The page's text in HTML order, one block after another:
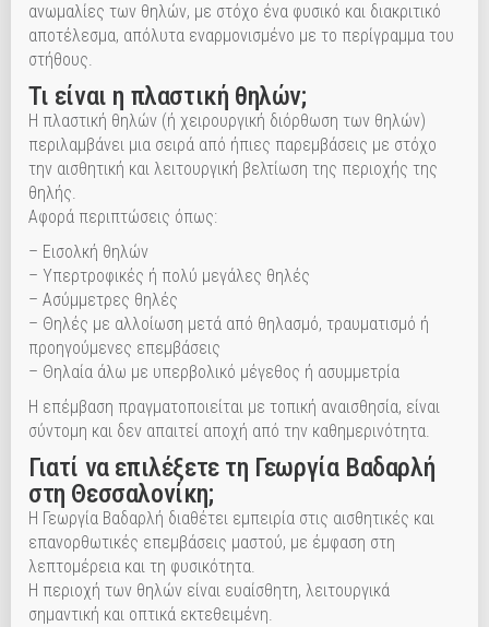
ανωμαλίες των θηλών, με στόχο ένα φυσικό και διακριτικό
αποτέλεσμα, απόλυτα εναρμονισμένο με το περίγραμμα του
στήθους.
Τι είναι η πλαστική θηλών;
Η πλαστική θηλών (ή χειρουργική διόρθωση των θηλών)
περιλαμβάνει μια σειρά από ήπιες παρεμβάσεις με στόχο
την αισθητική και λειτουργική βελτίωση της περιοχής της
θηλής.
Αφορά περιπτώσεις όπως:
– Εισολκή θηλών
– Υπερτροφικές ή πολύ μεγάλες θηλές
– Ασύμμετρες θηλές
– Θηλές με αλλοίωση μετά από θηλασμό, τραυματισμό ή
προηγούμενες επεμβάσεις
– Θηλαία άλω με υπερβολικό μέγεθος ή ασυμμετρία
Η επέμβαση πραγματοποιείται με τοπική αναισθησία, είναι
σύντομη και δεν απαιτεί αποχή από την καθημερινότητα.
Γιατί να επιλέξετε τη Γεωργία Βαδαρλή
στη Θεσσαλονίκη;
Η Γεωργία Βαδαρλή διαθέτει εμπειρία στις αισθητικές και
επανορθωτικές επεμβάσεις μαστού, με έμφαση στη
λεπτομέρεια και τη φυσικότητα.
Η περιοχή των θηλών είναι ευαίσθητη, λειτουργικά
σημαντική και οπτικά εκτεθειμένη.